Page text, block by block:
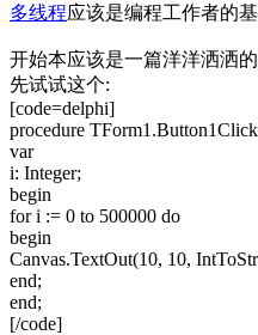
多线程应该是编程工作者的
开始本应该是一篇洋洋洒洒
先试试这个:
[code=delphi]
procedure
var
i: Integer;
begin
for i := 0 to 500000 do
begin
Canvas.TextOut(10, 10,
end;
end;
[/code]